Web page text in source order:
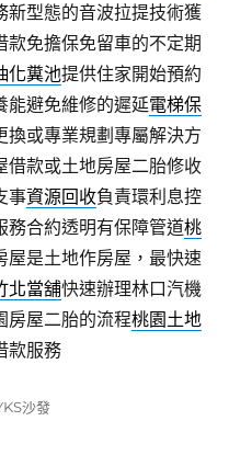
新型態的音波拉提技術獲
款免擔保免留車的不定期
化糞池提供住家開始預約
能避免維修的遲延電梯保
換或專業規劃專屬解決方
借款或土地房屋二胎修收
事資源回收負責環利息控
務合約透明有保障管道桃
屋是土地作房屋，最快速
北當舖快速辦理林口汽機
房屋二胎的流程桃園土地
款服務
沙發